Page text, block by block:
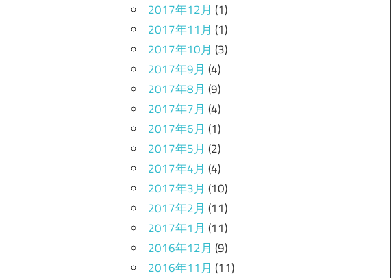
2017年12月 (1)
2017年11月 (1)
2017年10月 (3)
2017年9月 (4)
2017年8月 (9)
2017年7月 (4)
2017年6月 (1)
2017年5月 (2)
2017年4月 (4)
2017年3月 (10)
2017年2月 (11)
2017年1月 (11)
2016年12月 (9)
2016年11月 (11)